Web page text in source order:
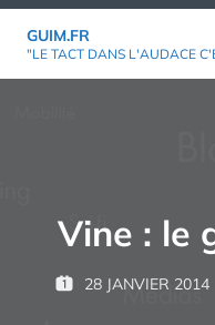
Aller
GUIM.FR
"LE TACT DANS L'AUDACE
Vine : le
P
28 JANVIER 2014